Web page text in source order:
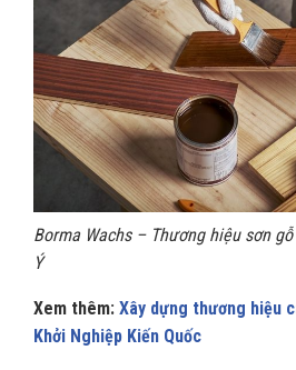
Borma Wachs – Thương hiệu sơn
Ý
Xem thêm: Xây dựng thương hiệu
Khởi Nghiệp Kiến Quốc